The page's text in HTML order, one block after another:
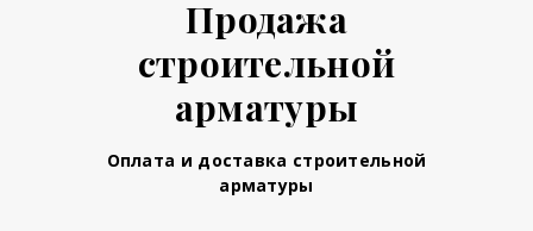
Продажа
строительной
арматуры
Оплата и доставка строительной
арматуры